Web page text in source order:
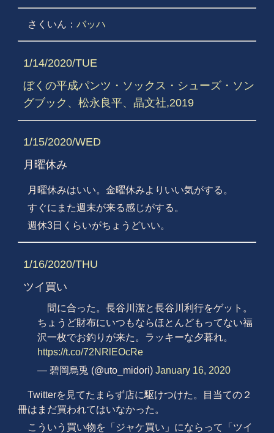
さくいん： バッハ
1/14/2020/TUE
ぼくの平成パンツ・ソックス・シューズ・ソン
グブック、松永良平、晶文社,2019
1/15/2020/WED
月曜休み
月曜休みはいい。金曜休みよりいい気がする。
すぐにまた週末が来る感じがする。
週休3日くらいがちょうどいい。
1/16/2020/THU
ツイ買い
間に合った。長谷川潔と長谷川利行をゲット。
ちょうど財布にいつもならほとんどもってない福
沢一枚でお釣りが来た。ラッキーな夕暮れ。
https://t.co/72NRlEOcRe
— 碧岡烏兎 (@uto_midori) January 16, 2020
Twitterを見てたまらず店に駆けつけた。目当ての２
冊はまだ買われてはいなかった。
こういう買い物を「ジャケ買い」にならって「ツイ